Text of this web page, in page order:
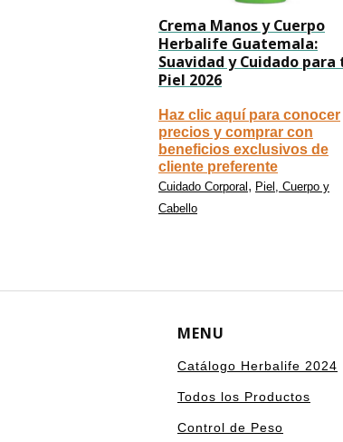
Crema Manos y Cuerpo
Herbalife Guatemala:
Suavidad y Cuidado para
Piel 2026
Haz clic aquí para conocer
precios y comprar con
beneficios exclusivos de
cliente preferente
Cuidado Corporal , Piel, Cuerpo y
Cabello
MENU
Catálogo Herbalife 2024
Todos los Productos
Control de Peso